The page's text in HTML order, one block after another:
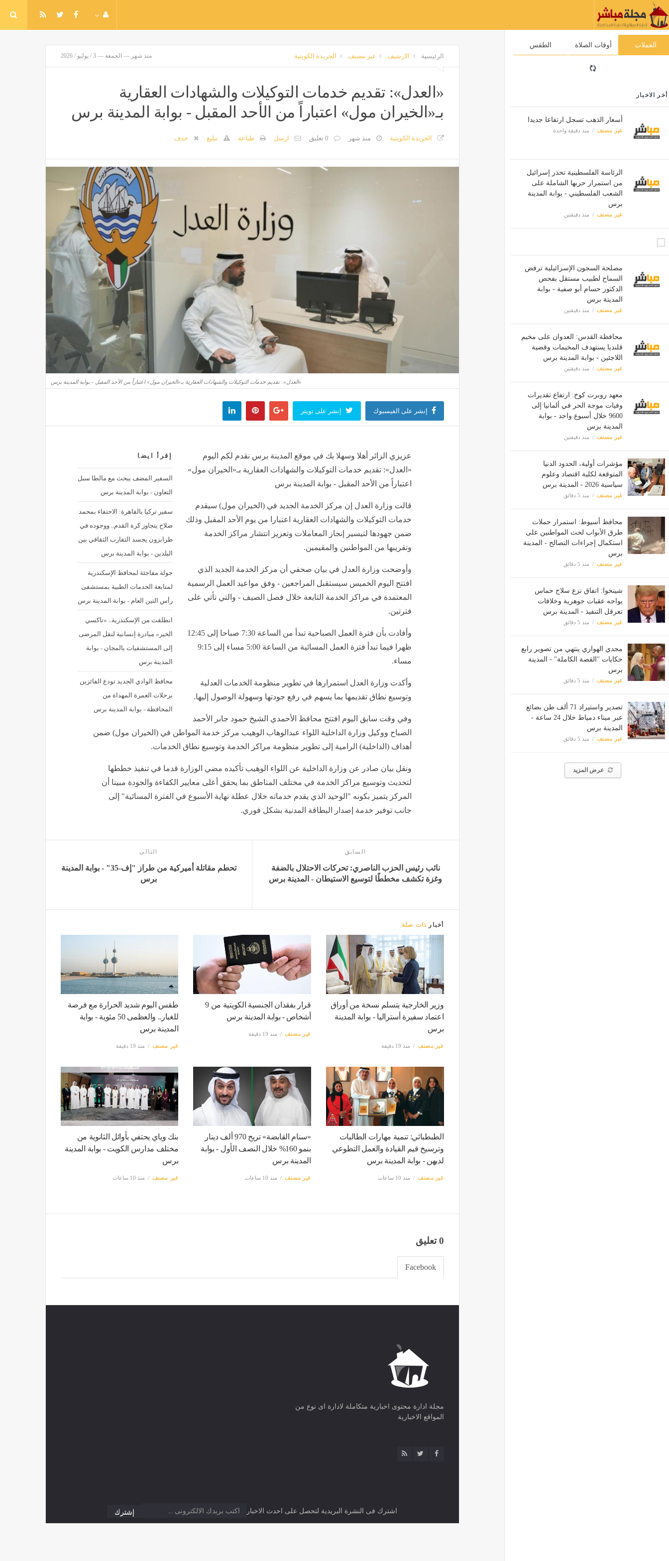
العملات أوقات الصلاة الطقس
أخر الاخبار
أسعار الذهب تسجل ارتفاعا جديدا
غير مصنف منذ دقيقة واحدة
الرئاسة الفلسطينية تحذر إسرائيل
من استمرار حربها الشاملة على
الشعب الفلسطيني - بوابة المدينة
برس
غير مصنف منذ دقيقتين
مصلحة السجون الإسرائيلية ترفض
السماح لطبيب مستقل بفحص
الدكتور حسام أبو صفية - بوابة
المدينة برس
غير مصنف منذ دقيقتين
محافظة القدس: العدوان على مخيم
قلنديا يستهدف المخيمات وقضية
اللاجئين - بوابة المدينة برس
غير مصنف منذ دقيقتين
معهد روبرت كوخ: ارتفاع تقديرات
وفيات موجة الحر في ألمانيا إلى
9600 خلال أسبوع واحد - بوابة
المدينة برس
غير مصنف منذ دقيقتين
مؤشرات أولية، الحدود الدنيا
المتوقعة لكلية اقتصاد وعلوم
سياسية 2026 - المدينة برس
غير مصنف منذ 5 دقائق
محافظ أسيوط: استمرار حملات
طرق الأبواب لحث المواطنين على
استكمال إجراءات التصالح - المدينة
برس
غير مصنف منذ 5 دقائق
شينخوا: اتفاق نزع سلاح حماس
يواجه عقبات جوهرية وخلافات
تعرقل التنفيذ - المدينة برس
غير مصنف منذ 5 دقائق
مجدي الهواري ينتهي من تصوير رابع
حكايات "القصة الكاملة" - المدينة
برس
غير مصنف منذ 5 دقائق
تصدير واستيراد 71 ألف طن بضائع
عبر ميناء دمياط خلال 24 ساعة -
المدينة برس
غير مصنف منذ 5 دقائق
عرض المزيد
الرئيسية الارشيف غير مصنف الجريدة الكويتية منذ شهر — الجمعة — 3 / يوليو / 2026
«العدل»: تقديم خدمات التوكيلات والشهادات العقارية
بـ«الخيران مول» اعتباراً من الأحد المقبل - بوابة المدينة برس
الجريدة الكويتية منذ شهر 0 تعليق ارسل طباعة تبليغ حذف
«العدل»: تقديم خدمات التوكيلات والشهادات العقارية بـ«الخيران مول» اعتباراً من الأحد المقبل - بوابة المدينة برس
إنشر على الفيسبوك إنشر على تويتر
إقرأ ايضا
السفير المضف يبحث مع مالطا سبل
التعاون - بوابة المدينة برس
سفير تركيا بالقاهرة: الاحتفاء بمحمد
صلاح يتجاوز كرة القدم.. ووجوده في
طرابزون يجسد التقارب الثقافي بين
البلدين - بوابة المدينة برس
جولة مفاجئة لمحافظ الإسكندرية
لمتابعة الخدمات الطبية بمستشفى
رأس التين العام - بوابة المدينة برس
انطلقت من الإسكندرية.. «تاكسي
الخير» مبادرة إنسانية لنقل المرضى
إلى المستشفيات بالمجان - بوابة
المدينة برس
محافظ الوادي الجديد تودع الفائزين
برحلات العمرة المهداة من
المحافظة - بوابة المدينة برس
عزيزي الزائر أهلا وسهلا بك في موقع المدينة برس نقدم لكم اليوم
«العدل»: تقديم خدمات التوكيلات والشهادات العقارية بـ«الخيران مول»
اعتباراً من الأحد المقبل - بوابة المدينة برس
قالت وزارة العدل إن مركز الخدمة الجديد في (الخيران مول) سيقدم
خدمات التوكيلات والشهادات العقارية اعتبارا من يوم الأحد المقبل وذلك
ضمن جهودها لتيسير إنجاز المعاملات وتعزيز انتشار مراكز الخدمة
وتقريبها من المواطنين والمقيمين.
وأوضحت وزارة العدل في بيان صحفي أن مركز الخدمة الجديد الذي
افتتح اليوم الخميس سيستقبل المراجعين - وفق مواعيد العمل الرسمية
المعتمدة في مراكز الخدمة التابعة خلال فصل الصيف - والتي تأتي على
فترتين.
وأفادت بأن فترة العمل الصباحية تبدأ من الساعة 7:30 صباحا إلى 12:45
ظهرا فيما تبدأ فترة العمل المسائية من الساعة 5:00 مساء إلى 9:15
مساء.
وأكدت وزارة العدل استمرارها في تطوير منظومة الخدمات العدلية
وتوسيع نطاق تقديمها بما يسهم في رفع جودتها وسهولة الوصول إليها.
وفي وقت سابق اليوم افتتح محافظ الأحمدي الشيخ حمود جابر الأحمد
الصباح ووكيل وزارة الداخلية اللواء عبدالوهاب الوهيب مركز خدمة المواطن في (الخيران مول) ضمن
أهداف (الداخلية) الرامية إلى تطوير منظومة مراكز الخدمة وتوسيع نطاق الخدمات.
ونقل بيان صادر عن وزارة الداخلية عن اللواء الوهيب تأكيده مضي الوزارة قدما في تنفيذ خططها
لتحديث وتوسيع مراكز الخدمة في مختلف المناطق بما يحقق أعلى معايير الكفاءة والجودة مبينا أن
المركز يتميز بكونه "الوحيد الذي يقدم خدماته خلال عطلة نهاية الأسبوع في الفترة المسائية" إلى
جانب توفير خدمة إصدار البطاقة المدنية بشكل فوري.
السابق
نائب رئيس الحزب الناصري: تحركات الاحتلال بالضفة
وغزة تكشف مخططًا لتوسيع الاستيطان - المدينة برس
التالى
تحطم مقاتلة أميركية من طراز "إف-35" - بوابة المدينة
برس
أخبار ذات صلة
‏وزير الخارجية يتسلم نسخة من أوراق
اعتماد سفيرة أستراليا - بوابة المدينة
برس
غير مصنف منذ 19 دقيقة
قرار بفقدان الجنسية الكويتية من 9
أشخاص - بوابة المدينة برس
غير مصنف منذ 19 دقيقة
طقس اليوم شديد الحرارة مع فرصة
للغبار.. والعظمى 50 مئوية - بوابة
المدينة برس
غير مصنف منذ 19 دقيقة
الطبطبائي: تنمية مهارات الطالبات
وترسيخ قيم القيادة والعمل التطوعي
لديهن - بوابة المدينة برس
غير مصنف منذ 10 ساعات
«سنام القابضة» تربح 970 ألف دينار
بنمو 160% خلال النصف الأول - بوابة
المدينة برس
غير مصنف منذ 10 ساعات
بنك وياي يحتفي بأوائل الثانوية من
مختلف مدارس الكويت - بوابة المدينة
برس
غير مصنف منذ 10 ساعات
0 تعليق
Facebook
مجلة ادارة محتوى اخبارية متكاملة لادارة اى نوع من
المواقع الاخبارية
اشترك فى النشرة البريدية لتحصل على احدث الاخبار